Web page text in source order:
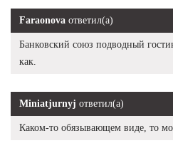
Faraonova ответил(а)
Банковский союз подводный
как.
Miniatjurnyj ответил(а)
Каком-то обязывающем виде, то